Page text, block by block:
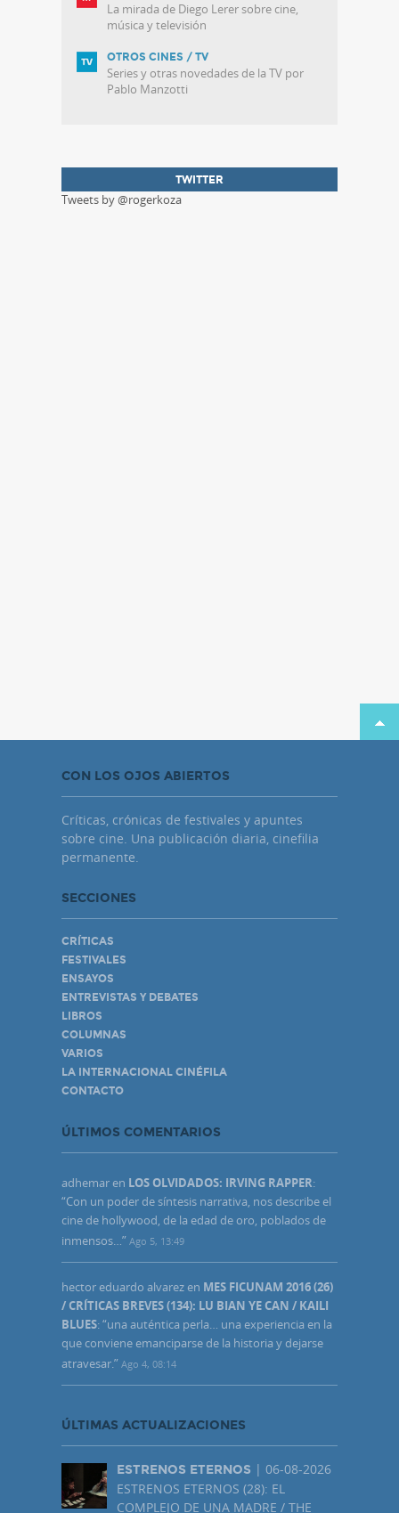
La mirada de Diego Lerer sobre cine,
música y televisión
OTROS CINES / TV
Series y otras novedades de la TV por
Pablo Manzotti
TWITTER
Tweets by @rogerkoza
CON LOS OJOS ABIERTOS
Críticas, crónicas de festivales y apuntes
sobre cine. Una publicación diaria, cinefilia
permanente.
SECCIONES
CRÍTICAS
FESTIVALES
ENSAYOS
ENTREVISTAS Y DEBATES
LIBROS
COLUMNAS
VARIOS
LA INTERNACIONAL CINÉFILA
CONTACTO
ÚLTIMOS COMENTARIOS
adhemar en LOS OLVIDADOS: IRVING RAPPER:
“Con un poder de síntesis narrativa, nos describe el
cine de hollywood, de la edad de oro, poblados de
inmensos…” Ago 5, 13:49
hector eduardo alvarez en MES FICUNAM 2016 (26)
/ CRÍTICAS BREVES (134): LU BIAN YE CAN / KAILI
BLUES: “una auténtica perla… una experiencia en la
que conviene emanciparse de la historia y dejarse
atravesar.” Ago 4, 08:14
ÚLTIMAS ACTUALIZACIONES
ESTRENOS ETERNOS | 06-08-2026
ESTRENOS ETERNOS (28): EL
COMPLEJO DE UNA MADRE / THE